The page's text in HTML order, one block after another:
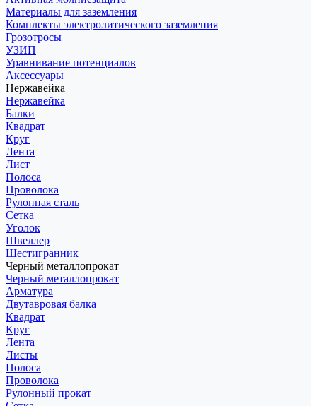
Материалы для заземления
Комплекты электролитического заземления
Грозотросы
УЗИП
Уравнивание потенциалов
Аксессуары
Нержавейка
Нержавейка
Балки
Квадрат
Круг
Лента
Лист
Полоса
Проволока
Рулонная сталь
Сетка
Уголок
Швеллер
Шестигранник
Черный металлопрокат
Черный металлопрокат
Арматура
Двутавровая балка
Квадрат
Круг
Лента
Листы
Полоса
Проволока
Рулонный прокат